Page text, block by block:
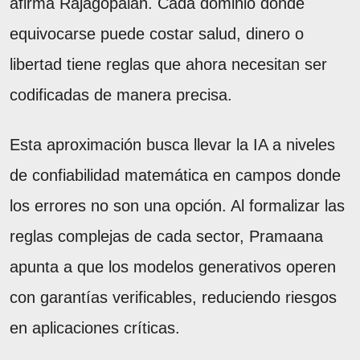
afirma Rajagopalan. Cada dominio donde
equivocarse puede costar salud, dinero o
libertad tiene reglas que ahora necesitan ser
codificadas de manera precisa.
Esta aproximación busca llevar la IA a niveles
de confiabilidad matemática en campos donde
los errores no son una opción. Al formalizar las
reglas complejas de cada sector, Pramaana
apunta a que los modelos generativos operen
con garantías verificables, reduciendo riesgos
en aplicaciones críticas.